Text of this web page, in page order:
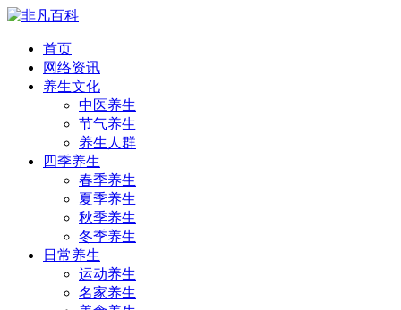
首页
网络资讯
养生文化
中医养生
节气养生
养生人群
四季养生
春季养生
夏季养生
秋季养生
冬季养生
日常养生
运动养生
名家养生